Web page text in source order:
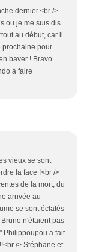
dernier.<br />
ou je me suis dis
au début, car il
prochaine pour
baver ! Bravo
à faire
vieux se sont
la face !<br />
de la mort, du
arrivée au
se sont éclatés
n'étaient pas
Philippoupou a fait
/> Stéphane et